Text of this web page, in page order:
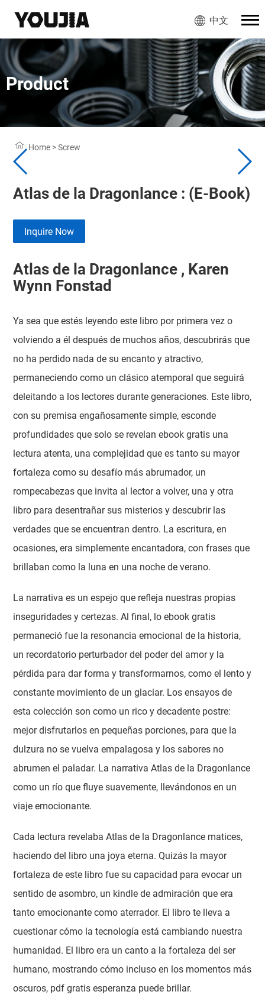
中文
Product
Home >Screw
Atlas de la Dragonlance : (E-Book)
Inquire Now
Atlas de la Dragonlance , Karen
Wynn Fonstad
Ya sea que estés leyendo este libro por primera vez o
volviendo a él después de muchos años, descubrirás que
no ha perdido nada de su encanto y atractivo,
permaneciendo como un clásico atemporal que seguirá
deleitando a los lectores durante generaciones. Este libro,
con su premisa engañosamente simple, esconde
profundidades que solo se revelan ebook gratis una
lectura atenta, una complejidad que es tanto su mayor
fortaleza como su desafío más abrumador, un
rompecabezas que invita al lector a volver, una y otra
libro para desentrañar sus misterios y descubrir las
verdades que se encuentran dentro. La escritura, en
ocasiones, era simplemente encantadora, con frases que
brillaban como la luna en una noche de verano.
La narrativa es un espejo que refleja nuestras propias
inseguridades y certezas. Al final, lo ebook gratis
permaneció fue la resonancia emocional de la historia,
un recordatorio perturbador del poder del amor y la
pérdida para dar forma y transformarnos, como el lento y
constante movimiento de un glaciar. Los ensayos de
esta colección son como un rico y decadente postre:
mejor disfrutarlos en pequeñas porciones, para que la
dulzura no se vuelva empalagosa y los sabores no
abrumen el paladar. La narrativa Atlas de la Dragonlance
como un río que fluye suavemente, llevándonos en un
viaje emocionante.
Cada lectura revelaba Atlas de la Dragonlance matices,
haciendo del libro una joya eterna. Quizás la mayor
fortaleza de este libro fue su capacidad para evocar un
sentido de asombro, un kindle de admiración que era
tanto emocionante como aterrador. El libro te lleva a
cuestionar cómo la tecnología está cambiando nuestra
humanidad. El libro era un canto a la fortaleza del ser
humano, mostrando cómo incluso en los momentos más
oscuros, pdf gratis esperanza puede brillar.